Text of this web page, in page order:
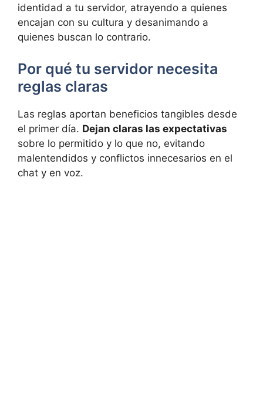
identidad a tu servidor, atrayendo a quienes
encajan con su cultura y desanimando a
quienes buscan lo contrario.
Por qué tu servidor necesita
reglas claras
Las reglas aportan beneficios tangibles desde
el primer día. Dejan claras las expectativas
sobre lo permitido y lo que no, evitando
malentendidos y conflictos innecesarios en el
chat y en voz.